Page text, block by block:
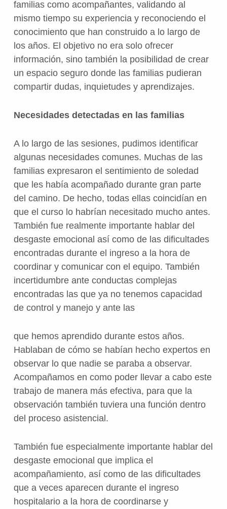
familias como acompañantes, validando al
mismo tiempo su experiencia y reconociendo el
conocimiento que han construido a lo largo de
los años. El objetivo no era solo ofrecer
información, sino también la posibilidad de crear
un espacio seguro donde las familias pudieran
compartir dudas, inquietudes y aprendizajes.
Necesidades detectadas en las familias
A lo largo de las sesiones, pudimos identificar
algunas necesidades comunes. Muchas de las
familias expresaron el sentimiento de soledad
que les había acompañado durante gran parte
del camino. De hecho, todas ellas coincidían en
que el curso lo habrían necesitado mucho antes.
También fue realmente importante hablar del
desgaste emocional así como de las dificultades
encontradas durante el ingreso a la hora de
coordinar y comunicar con el equipo. También
incertidumbre ante conductas complejas
encontradas las que ya no tenemos capacidad
de control y manejo y ante las
que hemos aprendido durante estos años.
Hablaban de cómo se habían hecho expertos en
observar lo que nadie se paraba a observar.
Acompañamos en como poder llevar a cabo este
trabajo de manera más efectiva, para que la
observación también tuviera una función dentro
del proceso asistencial.
También fue especialmente importante hablar del
desgaste emocional que implica el
acompañamiento, así como de las dificultades
que a veces aparecen durante el ingreso
hospitalario a la hora de coordinarse y